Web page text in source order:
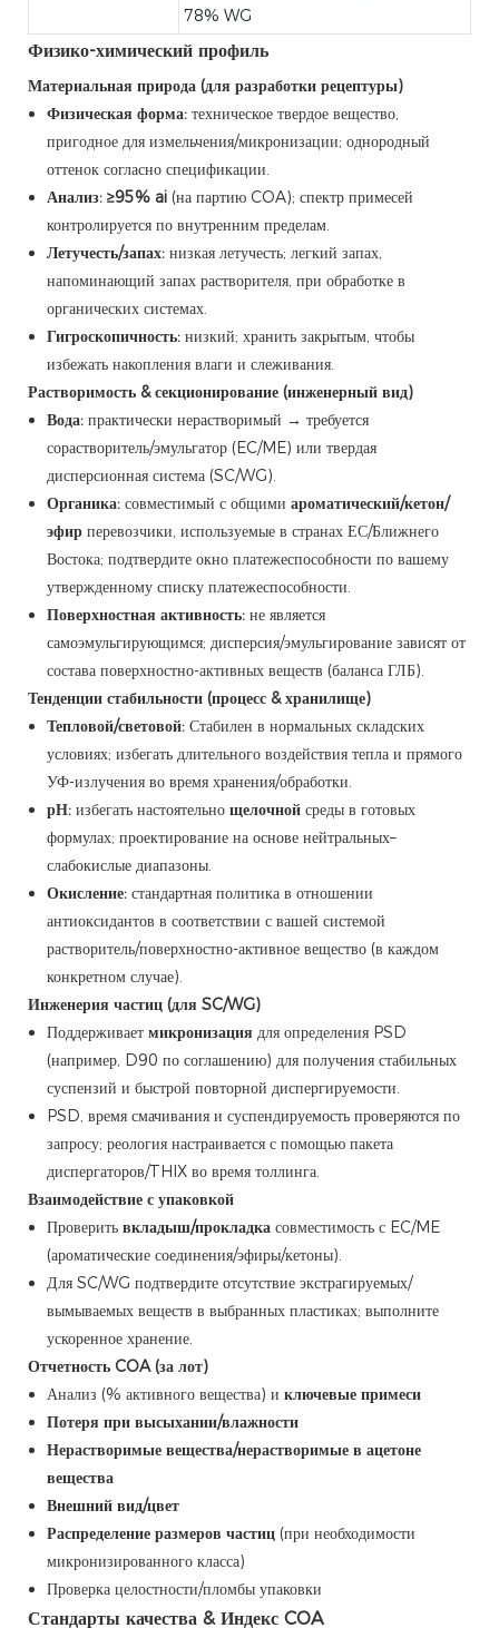
78% WG
Физико-химический профиль
Материальная природа (для разработки рецептуры)
Физическая форма: техническое твердое вещество,
пригодное для измельчения/микронизации; однородный
оттенок согласно спецификации.
Анализ: ≥95% ai (на партию COA); спектр примесей
контролируется по внутренним пределам.
Летучесть/запах: низкая летучесть; легкий запах,
напоминающий запах растворителя, при обработке в
органических системах.
Гигроскопичность: низкий; хранить закрытым, чтобы
избежать накопления влаги и слеживания.
Растворимость & секционирование (инженерный вид)
Вода: практически нерастворимый → требуется
сорастворитель/эмульгатор (EC/ME) или твердая
дисперсионная система (SC/WG).
Органика: совместимый с общими ароматический/кетон/
эфир перевозчики, используемые в странах ЕС/Ближнего
Востока; подтвердите окно платежеспособности по вашему
утвержденному списку платежеспособности.
Поверхностная активность: не является
самоэмульгирующимся; дисперсия/эмульгирование зависят от
состава поверхностно-активных веществ (баланса ГЛБ).
Тенденции стабильности (процесс & хранилище)
Тепловой/световой: Стабилен в нормальных складских
условиях; избегать длительного воздействия тепла и прямого
УФ-излучения во время хранения/обработки.
рН: избегать настоятельно щелочной среды в готовых
формулах; проектирование на основе нейтральных–
слабокислые диапазоны.
Окисление: стандартная политика в отношении
антиоксидантов в соответствии с вашей системой
растворитель/поверхностно-активное вещество (в каждом
конкретном случае).
Инженерия частиц (для SC/WG)
Поддерживает микронизация для определения PSD
(например, D90 по соглашению) для получения стабильных
суспензий и быстрой повторной диспергируемости.
PSD, время смачивания и суспендируемость проверяются по
запросу; реология настраивается с помощью пакета
диспергаторов/THIX во время толлинга.
Взаимодействие с упаковкой
Проверить вкладыш/прокладка совместимость с EC/ME
(ароматические соединения/эфиры/кетоны).
Для SC/WG подтвердите отсутствие экстрагируемых/
вымываемых веществ в выбранных пластиках; выполните
ускоренное хранение.
Отчетность COA (за лот)
Анализ (% активного вещества) и ключевые примеси
Потеря при высыхании/влажности
Нерастворимые вещества/нерастворимые в ацетоне
вещества
Внешний вид/цвет
Распределение размеров частиц (при необходимости
микронизированного класса)
Проверка целостности/пломбы упаковки
Стандарты качества & Индекс COA